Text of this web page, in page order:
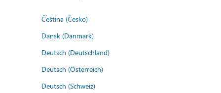
Čeština (Česko)
Dansk (Danmark)
Deutsch (Deutschland)
Deutsch (Österreich)
Deutsch (Schweiz)